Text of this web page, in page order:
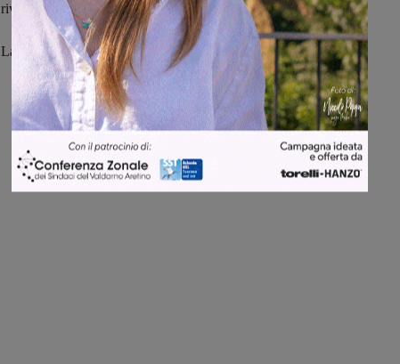
rivolgere chi abbia visto qualcosa di utile.
La zona dell'incidente: